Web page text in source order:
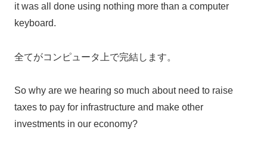
it was all done using nothing more than a computer
keyboard.
全てがコンピュータ上で完結します。
So why are we hearing so much about need to raise
taxes to pay for infrastructure and make other
investments in our economy?